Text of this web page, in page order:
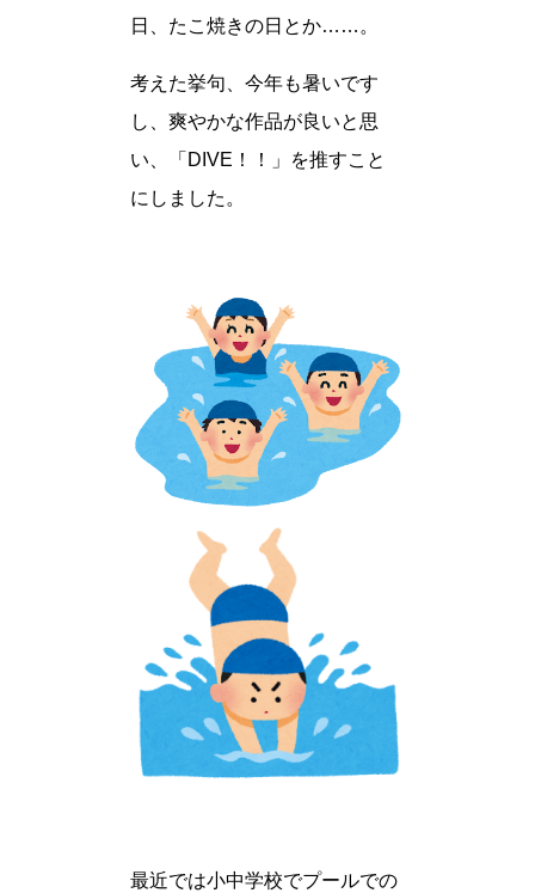
日、たこ焼きの日とか……。
考えた挙句、今年も暑いです
し、爽やかな作品が良いと思
い、「DIVE！！」を推すこと
にしました。
最近では小中学校でプールでの